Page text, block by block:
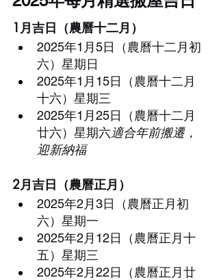
1月吉日（農曆十二月）
2025年1月5日（農曆十二月初
六）星期日
2025年1月15日（農曆十二月
十六）星期三
2025年1月25日（農曆十二月
廿六）星期六適合年前搬遷，
迎新納福
2月吉日（農曆正月）
2025年2月3日（農曆正月初
六）星期一
2025年2月12日（農曆正月十
五）星期三
2025年2月22日（農曆正月廿